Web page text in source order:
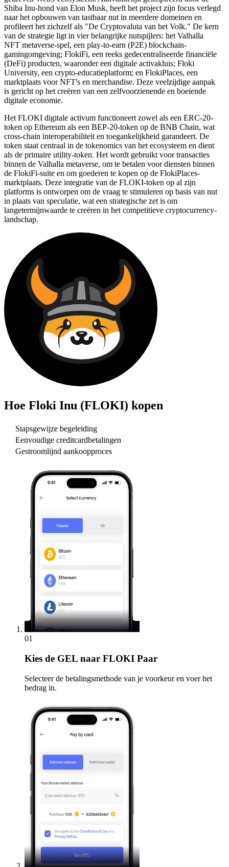
Shiba Inu-hond van Elon Musk, heeft het project zijn focus verlegd
naar het opbouwen van tastbaar nut in meerdere domeinen en
profileert het zichzelf als "De Cryptovaluta van het Volk." De kern
van de strategie ligt in vier belangrijke nutspijlers: het Valhalla
NFT metaverse-spel, een play-to-earn (P2E) blockchain-
gamingomgeving; FlokiFi, een reeks gedecentraliseerde financiële
(DeFi) producten, waaronder een digitale activakluis; Floki
University, een crypto-educatieplatform; en FlokiPlaces, een
marktplaats voor NFT's en merchandise. Deze veelzijdige aanpak
is gericht op het creëren van een zelfvoorzienende en boeiende
digitale economie.
Het FLOKI digitale activum functioneert zowel als een ERC-20-
token op Ethereum als een BEP-20-token op de BNB Chain, wat
cross-chain interoperabiliteit en toegankelijkheid garandeert. De
token staat centraal in de tokenomics van het ecosysteem en dient
als de primaire utility-token. Het wordt gebruikt voor transacties
binnen de Valhalla metaverse, om te betalen voor diensten binnen
de FlokiFi-suite en om goederen te kopen op de FlokiPlaces-
marktplaats. Deze integratie van de FLOKI-token op al zijn
platforms is ontworpen om de vraag te stimuleren op basis van nut
in plaats van speculatie, wat een strategische zet is om
langetermijnwaarde te creëren in het competitieve cryptocurrency-
landschap.
Hoe Floki Inu (FLOKI) kopen
Stapsgewijze begeleiding
Eenvoudige creditcardbetalingen
Gestroomlijnd aankoopproces
01
Kies de GEL naar FLOKI Paar
Selecteer de betalingsmethode van je voorkeur en voer het
bedrag in.